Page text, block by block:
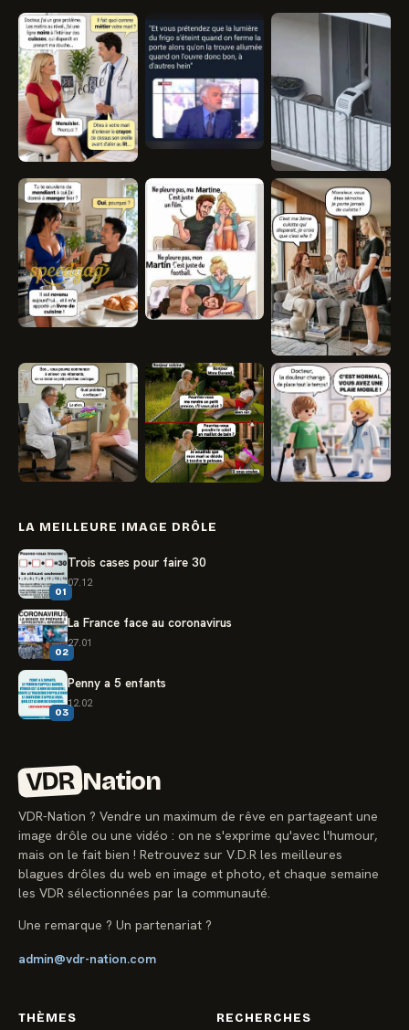
LA MEILLEURE IMAGE DRÔLE
01
Trois cases pour faire 30
07.12
02
La France face au coronavirus
27.01
03
Penny a 5 enfants
12.02
VDR Nation
VDR-Nation ? Vendre un maximum de rêve en partageant une
image drôle ou une vidéo : on ne s'exprime qu'avec l'humour,
mais on le fait bien ! Retrouvez sur V.D.R les meilleures
blagues drôles du web en image et photo, et chaque semaine
les VDR sélectionnées par la communauté.
Une remarque ? Un partenariat ?
admin@vdr-nation.com
THÈMES
RECHERCHES